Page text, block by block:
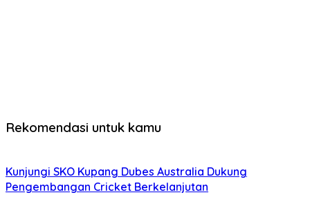
Rekomendasi untuk kamu
Kunjungi SKO Kupang Dubes Australia Dukung
Pengembangan Cricket Berkelanjutan